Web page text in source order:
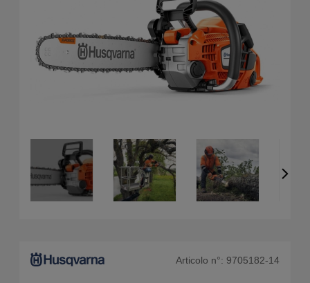
Articolo n°: 9705182-14